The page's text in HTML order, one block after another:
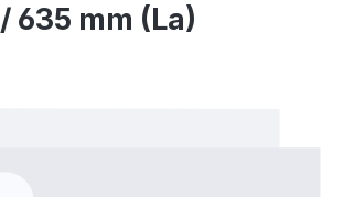
635 mm (La)